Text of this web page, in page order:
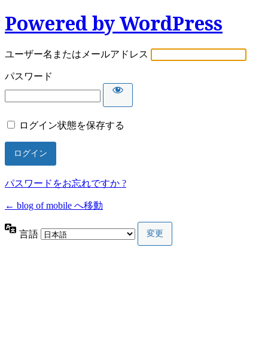
Powered by WordPress
ユーザー名またはメールアドレス
パスワード
ログイン状態を保存する
パスワードをお忘れですか ?
← blog of mobile へ移動
言語